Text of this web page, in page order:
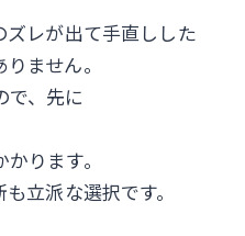
レが出て手直しした
ません。
で、先に
ります。
立派な選択です。